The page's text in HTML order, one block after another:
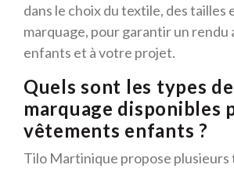
dans le choix du textile, des tailles
marquage, pour garantir un rendu
enfants et à votre projet.
Quels sont les types de
marquage disponibles
vêtements enfants ?
Tilo Martinique propose plusieurs